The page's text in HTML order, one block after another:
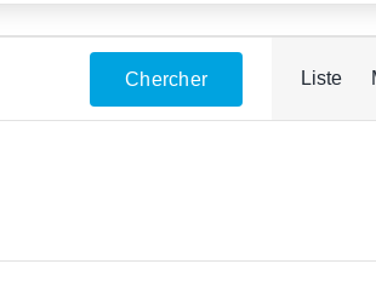
Chercher Liste